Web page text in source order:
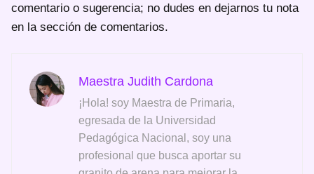
comentario o sugerencia; no dudes en dejarnos tu nota
en la sección de comentarios.
Maestra Judith Cardona
¡Hola! soy Maestra de Primaria,
egresada de la Universidad
Pedagógica Nacional, soy una
profesional que busca aportar su